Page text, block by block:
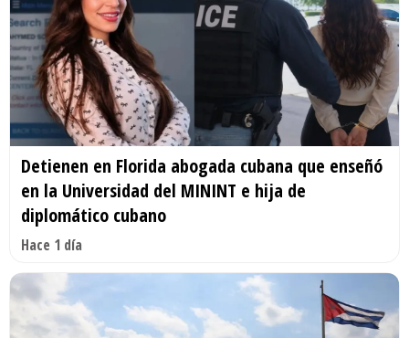
Detienen en Florida abogada cubana que enseñó
en la Universidad del MININT e hija de
diplomático cubano
Hace 1 día